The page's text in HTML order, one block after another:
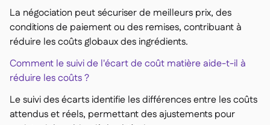
La négociation peut sécuriser de meilleurs prix, des
conditions de paiement ou des remises, contribuant à
réduire les coûts globaux des ingrédients.
Comment le suivi de l'écart de coût matière aide-t-il à
réduire les coûts ?
Le suivi des écarts identifie les différences entre les coûts
attendus et réels, permettant des ajustements pour